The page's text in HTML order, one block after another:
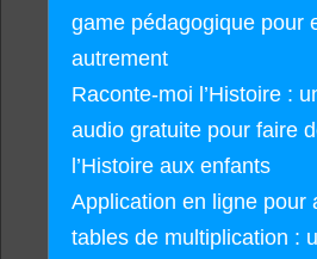
game pédagogique pour
autrement
Raconte-moi l’Histoire :
audio gratuite pour faire
l’Histoire aux enfants
Application en ligne pour
tables de multiplication :